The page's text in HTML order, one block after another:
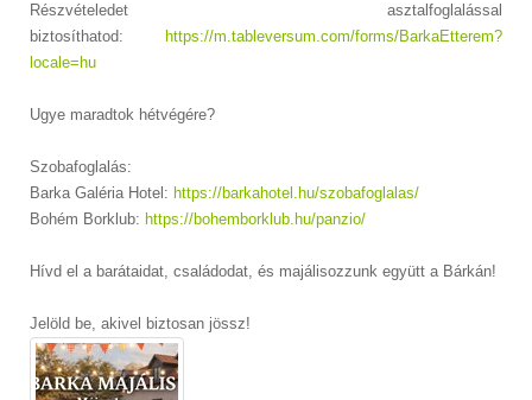
Részvételedet asztalfoglalással
biztosíthatod:
https://m.tableversum.com/forms/BarkaEtterem?
locale=hu
Ugye maradtok hétvégére?
Szobafoglalás:
Barka Galéria Hotel: https://barkahotel.hu/szobafoglalas/
Bohém Borklub: https://bohemborklub.hu/panzio/
Hívd el a barátaidat, családodat, és majálisozzunk együtt a Bárkán!
Jelöld be, akivel biztosan jössz!